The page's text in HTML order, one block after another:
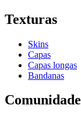
Texturas
Skins
Capas
Capas longas
Bandanas
Comunidade